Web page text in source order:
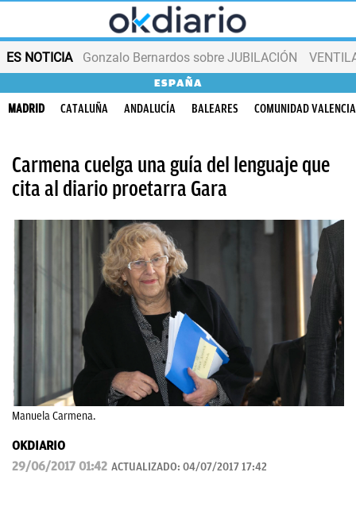
ES NOTICIA Gonzalo Bernardos sobre JUBILACIÓN
ESPAÑA
MADRID CATALUÑA ANDALUCÍA BALEARES COMUNIDAD
Carmena cuelga una guía del lenguaje que
cita al diario proetarra Gara
Manuela Carmena.
OKDIARIO
29/06/2017 01:42 ACTUALIZADO: 04/07/2017 17:42